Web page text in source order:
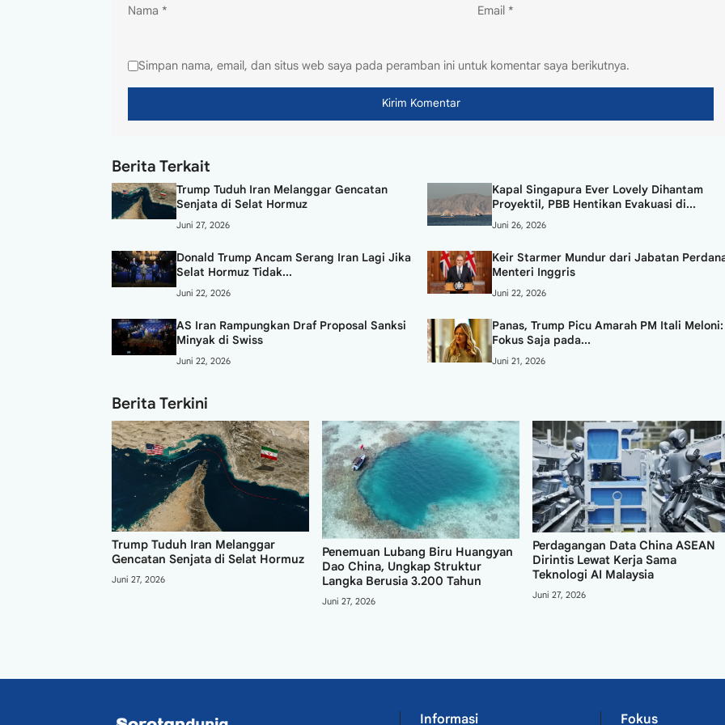
Nama * Email *
Simpan nama, email, dan situs web saya pada peramban ini untuk komentar saya berikutnya.
Berita Terkait
Trump Tuduh Iran Melanggar Gencatan
Senjata di Selat Hormuz
Juni 27, 2026
Kapal Singapura Ever Lovely Dihantam
Proyektil, PBB Hentikan Evakuasi di...
Juni 26, 2026
Donald Trump Ancam Serang Iran Lagi Jika
Selat Hormuz Tidak...
Juni 22, 2026
Keir Starmer Mundur dari Jabatan
Menteri Inggris
Juni 22, 2026
AS Iran Rampungkan Draf Proposal Sanksi
Minyak di Swiss
Juni 22, 2026
Panas, Trump Picu Amarah PM Itali Meloni:
Fokus Saja pada...
Juni 21, 2026
Berita Terkini
Trump Tuduh Iran Melanggar
Gencatan Senjata di Selat Hormuz
Juni 27, 2026
Penemuan Lubang Biru Huangyan
Dao China, Ungkap Struktur
Langka Berusia 3.200 Tahun
Juni 27, 2026
Perdagangan Data China ASEAN
Dirintis Lewat Kerja Sama
Teknologi AI Malaysia
Juni 27, 2026
Informasi Fokus